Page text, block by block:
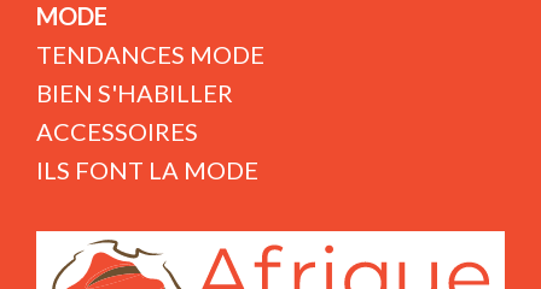
MODE
TENDANCES MODE
BIEN S'HABILLER
ACCESSOIRES
ILS FONT LA MODE